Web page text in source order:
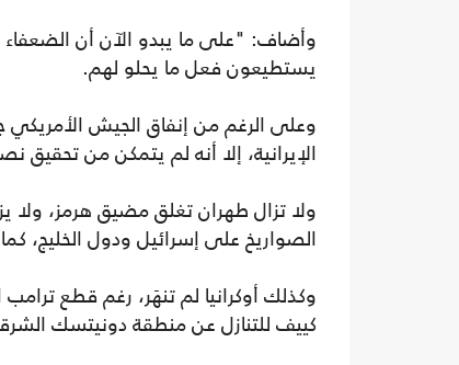
وأضاف: "على ما يبدو الآن أن الضعفاء
يستطيعون فعل ما يحلو لهم.
وعلى الرغم من إنفاق الجيش الأمريكي
الإيرانية، إلا أنه لم يتمكن من
ولا تزال طهران تغلق مضيق هرمز، ولا
الصواريخ على إسرائيل ودول الخليج،
وكذلك أوكرانيا لم تنهَر، رغم قطع
كييف للتنازل عن منطقة دونيتسك